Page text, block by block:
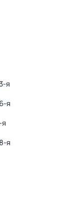
я
я
я
я